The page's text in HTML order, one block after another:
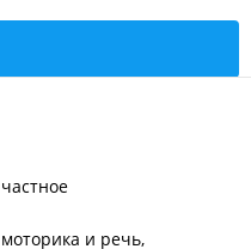
частное
моторика и речь